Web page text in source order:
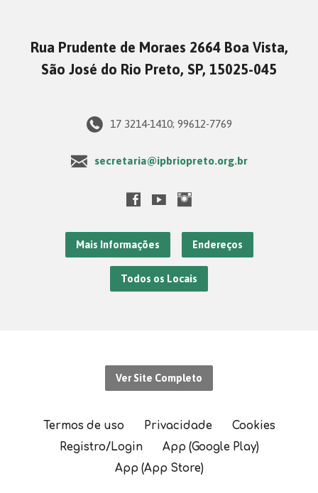
Rua Prudente de Moraes 2664 Boa Vista,
São José do Rio Preto, SP, 15025-045
17 3214-1410; 99612-7769
secretaria@ipbriopreto.org.br
Mais Informações Endereços
Todos os Locais
Ver Site Completo
Termos de uso Privacidade
Cookies
Registro/Login
App (Google Play)
App (App Store)